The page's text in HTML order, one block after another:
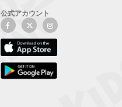
公式アカウント